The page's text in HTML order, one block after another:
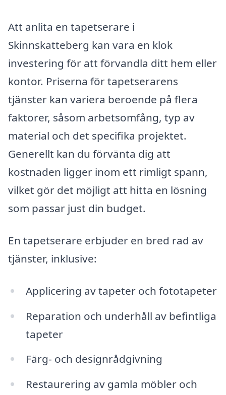
Att anlita en tapetserare i
Skinnskatteberg kan vara en klok
investering för att förvandla ditt hem eller
kontor. Priserna för tapetserarens
tjänster kan variera beroende på flera
faktorer, såsom arbetsomfång, typ av
material och det specifika projektet.
Generellt kan du förvänta dig att
kostnaden ligger inom ett rimligt spann,
vilket gör det möjligt att hitta en lösning
som passar just din budget.
En tapetserare erbjuder en bred rad av
tjänster, inklusive:
Applicering av tapeter och fototapeter
Reparation och underhåll av befintliga
tapeter
Färg- och designrådgivning
Restaurering av gamla möbler och